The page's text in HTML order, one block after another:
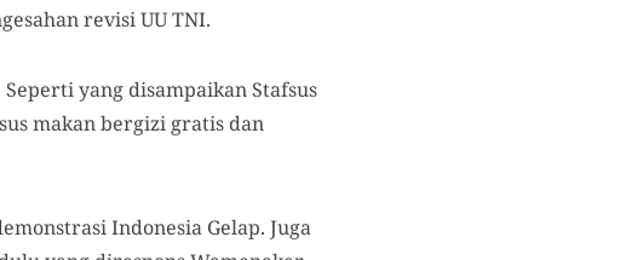
revisi UU TNI.
yang disampaikan Stafsus
makan bergizi gratis dan
Indonesia Gelap. Juga